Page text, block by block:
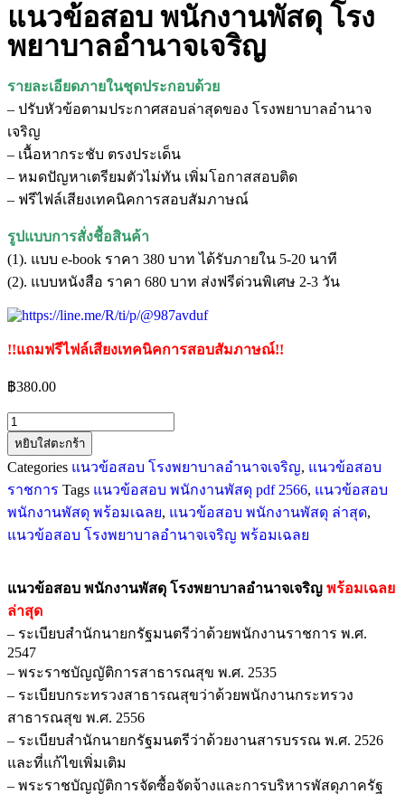
แนวข้อสอบ พนักงานพัสดุ โรง
พยาบาลอํานาจเจริญ
รายละเอียดภายในชุดประกอบด้วย
– ปรับหัวข้อตามประกาศสอบล่าสุดของ โรงพยาบาลอํานาจ
เจริญ
– เนื้อหากระชับ ตรงประเด็น
– หมดปัญหาเตรียมตัวไม่ทัน เพิ่มโอกาสสอบติด
– ฟรีไฟล์เสียงเทคนิคการสอบสัมภาษณ์
รูปแบบการสั่งชื้อสินค้า
(1). แบบ e-book ราคา 380 บาท ได้รับภายใน 5-20 นาที
(2). แบบหนังสือ ราคา 680 บาท ส่งฟรีด่วนพิเศษ 2-3 วัน
!!แถมฟรีไฟล์เสียงเทคนิคการสอบสัมภาษณ์!!
฿380.00
หยิบใส่ตะกร้า
Categories แนวข้อสอบ โรงพยาบาลอํานาจเจริญ, แนวข้อสอบ
ราชการ Tags แนวข้อสอบ พนักงานพัสดุ pdf 2566, แนวข้อสอบ
พนักงานพัสดุ พร้อมเฉลย, แนวข้อสอบ พนักงานพัสดุ ล่าสุด,
แนวข้อสอบ โรงพยาบาลอํานาจเจริญ พร้อมเฉลย
แนวข้อสอบ พนักงานพัสดุ โรงพยาบาลอํานาจเจริญ พร้อมเฉลย
ล่าสุด
– ระเบียบสำนักนายกรัฐมนตรีว่าด้วยพนักงานราชการ พ.ศ.
2547
– พระราชบัญญัติการสาธารณสุข พ.ศ. 2535
– ระเบียบกระทรวงสาธารณสุขว่าด้วยพนักงานกระทรวง
สาธารณสุข พ.ศ. 2556
– ระเบียบสำนักนายกรัฐมนตรีว่าด้วยงานสารบรรณ พ.ศ. 2526
และที่แก้ไขเพิ่มเติม
– พระราชบัญญัติการจัดซื้อจัดจ้างและการบริหารพัสดุภาครัฐ